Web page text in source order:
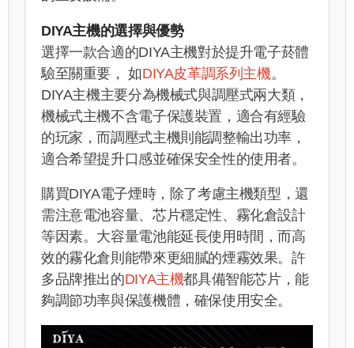
DIYA主機的選擇與優勢
選擇一款合適的DIYA主機對於提升電子菸體
驗至關重要， 如DIYA皮革調系列主機。
DIYA主機主要分為機械式與調壓式兩大類，
機械式主機不含電子保護裝置，適合有經驗
的玩家，而調壓式主機則能調整輸出功率，
適合希望提升口感並確保安全性的使用者。
購買DIYA電子煙時，除了考慮主機類型，還
需注意電池容量、芯片穩定性、霧化倉設計
等因素。大容量電池能延長使用時間，而高
效的霧化倉則能帶來更細膩的煙霧效果。許
多品牌推出的DIYA主機都具備智能芯片，能
夠調節功率與保護機體，確保使用安全。